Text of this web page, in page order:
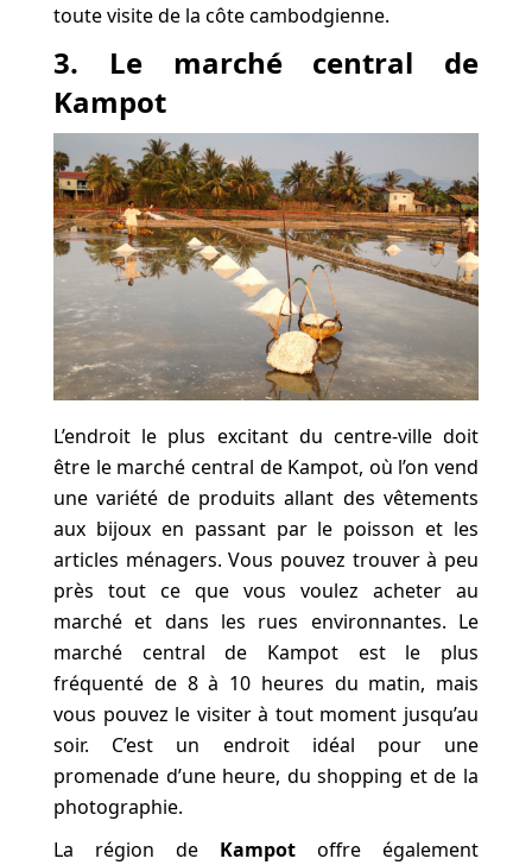
toute visite de la côte cambodgienne.
3. Le marché central de
Kampot
L’endroit le plus excitant du centre-ville doit
être le marché central de Kampot, où l’on vend
une variété de produits allant des vêtements
aux bijoux en passant par le poisson et les
articles ménagers. Vous pouvez trouver à peu
près tout ce que vous voulez acheter au
marché et dans les rues environnantes. Le
marché central de Kampot est le plus
fréquenté de 8 à 10 heures du matin, mais
vous pouvez le visiter à tout moment jusqu’au
soir. C’est un endroit idéal pour une
promenade d’une heure, du shopping et de la
photographie.
La région de Kampot offre également